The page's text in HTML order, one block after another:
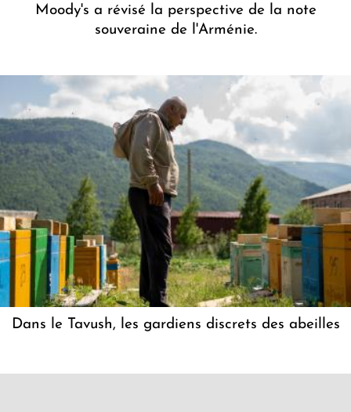
Moody's a révisé la perspective de la note
souveraine de l'Arménie.
Dans le Tavush, les gardiens discrets des abeilles